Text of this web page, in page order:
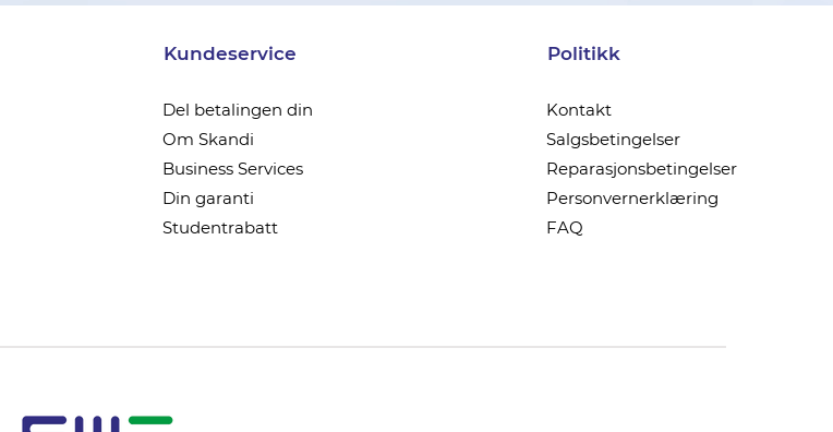
Kundeservice
Del betalingen din
Om Skandi
Business Services
Din garanti
Studentrabatt
Politikk
Kontakt
Salgsbetingelser
Reparasjonsbetingelser
Personvernerklæring
FAQ